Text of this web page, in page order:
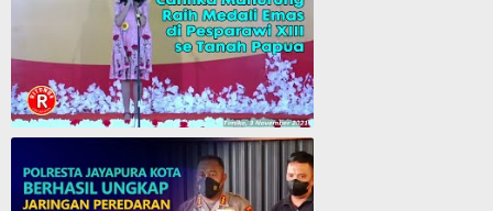
Cantika Manurung Raih Medali Emas di Pesparawi XIII se Tanah Papua